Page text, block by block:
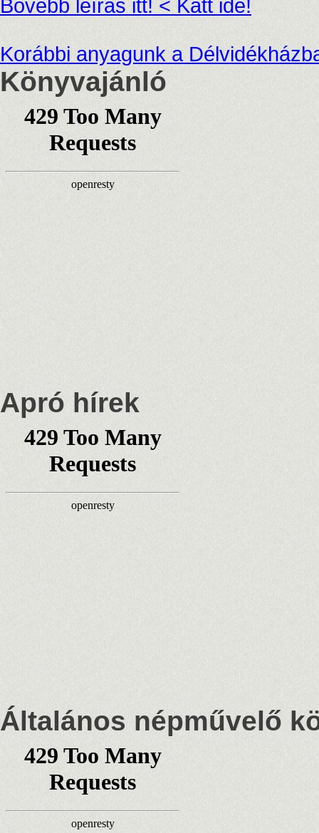
Bővebb leírás itt! < Katt ide!
Korábbi anyagunk a
Könyvajánló
Apró hírek
Általános népművelő